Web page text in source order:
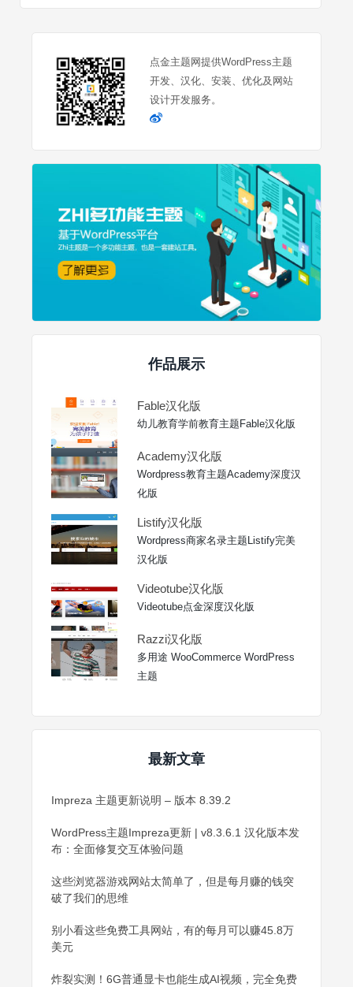
点金主题网提供WordPress主题
开发、汉化、安装、优化及网站
设计开发服务。
作品展示
Fable汉化版
幼儿教育学前教育主题Fable汉化版
Academy汉化版
Wordpress教育主题Academy深度汉
化版
Listify汉化版
Wordpress商家名录主题Listify完美
汉化版
Videotube汉化版
Videotube点金深度汉化版
Razzi汉化版
多用途 WooCommerce WordPress
主题
最新文章
Impreza 主题更新说明 – 版本 8.39.2
WordPress主题Impreza更新 | v8.3.6.1 汉化版本发
布：全面修复交互体验问题
这些浏览器游戏网站太简单了，但是每月赚的钱突
破了我们的思维
别小看这些免费工具网站，有的每月可以赚45.8万
美元
炸裂实测！6G普通显卡也能生成AI视频，完全免费